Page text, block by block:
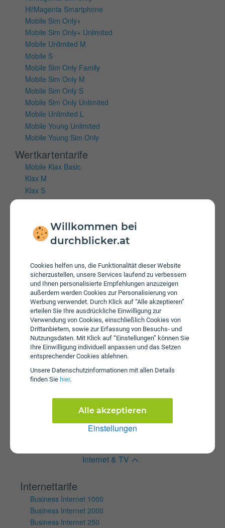
Willkommen bei
durchblicker.at
Cookies helfen uns, die Funktionalität dieser Website
sicherzustellen, unsere Services laufend zu verbessern
und Ihnen personalisierte Empfehlungen anzuzeigen
außerdem werden Cookies zur Personalisierung von
Werbung verwendet. Durch Klick auf “Alle akzeptieren”
erteilen Sie Ihre ausdrückliche Einwilligung zur
Verwendung von Cookies, einschließlich Cookies von
Drittanbietern, sowie zur Erfassung von Besuchs- und
Nutzungsdaten. Mit Klick auf “Einstellungen” können Sie
Ihre Einwilligung individuell anpassen und das Setzen
entsprechender Cookies ablehnen.
Unsere Daten­schutz­informationen mit allen Details
finden Sie hier.
Einstellungen
Alle akzeptieren
Hi!Magenta Smartphone
Mobile Sim Only+
Mobile Sim Only+ Unlimited
Mobile Unlimited M
Mobile S
Mobile Sim Only Family
Mobile Sim Only M
Mobile Sim Only S
Mobile Sim Only Unlimited
Mobile Unlimited L
Mobile Young Unlimited
Mobile Young Sim Only
Wertkartentarife
Mobile Klax Basic
Klax M
Klax S
Klax Unlimited Aktion
Mobiles Internet
Vertragstarife
Internet 5G M
Internet 5G S
Internet 5G S
Internet 5G XS
Internet 5G Young XS plus
Tablet Internet S SIM Only
Wertkartentarife
Internet Klax S Box
Internet Klax M Box
Internet KLAX 5G L
Internet Klax S
Mobile Internet Klax Basic
Mobile Internet Klax M
Internet & TV
Internettarife
Business Internet 1000
Business Internet 2000
Business Internet 250